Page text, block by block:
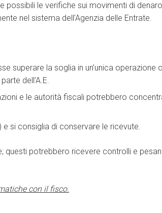
possibili le verifiche sui movimenti di
nel sistema dell’Agenzia delle Entrate.
superare la soglia in un’unica operazione
dell’A.E.
e le autorità fiscali potrebbero
si consiglia di conservare le ricevute.
potrebbero ricevere controlli e
con il fisco.